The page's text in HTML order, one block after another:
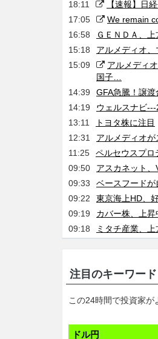
18:11
【速報】日
17:05
We remain
16:58
ＧＥＮＤＡ、
15:18
アルメディオ
15:09
アルメディ
国子…
14:39
GFA急騰！譲
14:19
ウェルスナビ
13:11
トヨタ株に注目
12:31
アルメディオが
11:25
ペルセウスプロ
09:50
アスカネット
09:33
ベースフード
09:22
東京海上HD、
09:19
カバー株、上昇
09:18
ミタチ産業、
注目のキーワード
この24時間で投資家が
ドル円